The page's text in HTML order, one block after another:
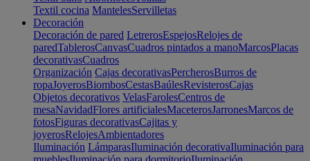
Textil cocina MantelesServilletas
Decoración
Decoración de pared LetrerosEspejosRelojes de
paredTablerosCanvasCuadros pintados a manoMarcosPlacas
decorativasCuadros
Organización Cajas decorativasPercherosBurros de
ropaJoyerosBiombosCestasBaúlesRevisterosCajas
Objetos decorativos VelasFarolesCentros de
mesaNavidadFlores artificialesMaceterosJarronesMarcos de
fotosFiguras decorativasCajitas y
joyerosRelojesAmbientadores
Iluminación LámparasIluminación decorativaIluminación para